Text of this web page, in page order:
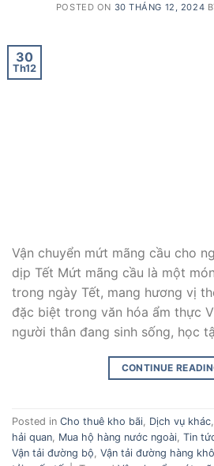
POSTED ON 30 THÁNG 12, 2024
30
Th12
Vận chuyển mứt mãng cầu cho
dịp Tết Mứt mãng cầu là một
trong ngày Tết, mang hương vị
đặc biệt trong văn hóa ẩm thực
người thân đang sinh sống, học
CONTINUE
Posted in Cho thuê kho bãi Dịch vụ khác
hải quan Mua hộ hàng nước ngoài Tin
Vận tải đường bộ Vận tải đường hàng